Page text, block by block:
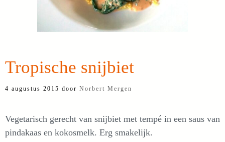
Tropische snijbiet
4 augustus 2015 door Norbert Mergen
Vegetarisch gerecht van snijbiet met tempé in een saus van
pindakaas en kokosmelk. Erg smakelijk.